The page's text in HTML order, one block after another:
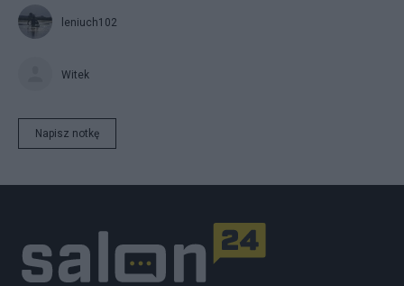
leniuch102
Witek
Napisz notkę